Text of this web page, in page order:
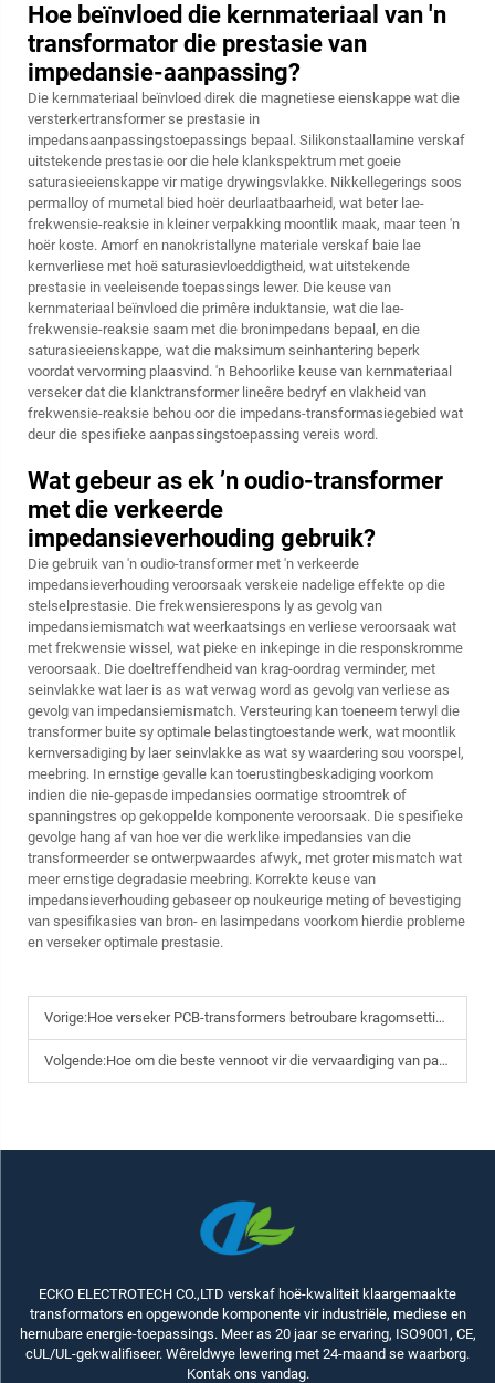
Hoe beïnvloed die kernmateriaal van 'n
transformator die prestasie van
impedansie-aanpassing?
Die kernmateriaal beïnvloed direk die magnetiese eienskappe wat die
versterkertransformer se prestasie in
impedansaanpassingstoepassings bepaal. Silikonstaallamine verskaf
uitstekende prestasie oor die hele klankspektrum met goeie
saturasieeienskappe vir matige drywingsvlakke. Nikkellegerings soos
permalloy of mumetal bied hoër deurlaatbaarheid, wat beter lae-
frekwensie-reaksie in kleiner verpakking moontlik maak, maar teen 'n
hoër koste. Amorf en nanokristallyne materiale verskaf baie lae
kernverliese met hoë saturasievloeddigtheid, wat uitstekende
prestasie in veeleisende toepassings lewer. Die keuse van
kernmateriaal beïnvloed die primêre induktansie, wat die lae-
frekwensie-reaksie saam met die bronimpedans bepaal, en die
saturasieeienskappe, wat die maksimum seinhantering beperk
voordat vervorming plaasvind. 'n Behoorlike keuse van kernmateriaal
verseker dat die klanktransformer lineêre bedryf en vlakheid van
frekwensie-reaksie behou oor die impedans-transformasiegebied wat
deur die spesifieke aanpassingstoepassing vereis word.
Wat gebeur as ek ’n oudio-transformer
met die verkeerde
impedansieverhouding gebruik?
Die gebruik van 'n oudio-transformer met 'n verkeerde
impedansieverhouding veroorsaak verskeie nadelige effekte op die
stelselprestasie. Die frekwensierespons ly as gevolg van
impedansiemismatch wat weerkaatsings en verliese veroorsaak wat
met frekwensie wissel, wat pieke en inkepinge in die responskromme
veroorsaak. Die doeltreffendheid van krag-oordrag verminder, met
seinvlakke wat laer is as wat verwag word as gevolg van verliese as
gevolg van impedansiemismatch. Versteuring kan toeneem terwyl die
transformer buite sy optimale belastingtoestande werk, wat moontlik
kernversadiging by laer seinvlakke as wat sy waardering sou voorspel,
meebring. In ernstige gevalle kan toerustingbeskadiging voorkom
indien die nie-gepasde impedansies oormatige stroomtrek of
spanningstres op gekoppelde komponente veroorsaak. Die spesifieke
gevolge hang af van hoe ver die werklike impedansies van die
transformeerder se ontwerpwaardes afwyk, met groter mismatch wat
meer ernstige degradasie meebring. Korrekte keuse van
impedansieverhouding gebaseer op noukeurige meting of bevestiging
van spesifikasies van bron- en lasimpedans voorkom hierdie probleme
en verseker optimale prestasie.
Vorige:Hoe verseker PCB-transformers betroubare kragomsetting op stroombane?
Volgende:Hoe om die beste vennoot vir die vervaardiging van pasgemaakte transformators te kies?
ECKO ELECTROTECH CO.,LTD verskaf hoë-kwaliteit klaargemaakte
transformators en opgewonde komponente vir industriële, mediese en
hernubare energie-toepassings. Meer as 20 jaar se ervaring, ISO9001, CE,
cUL/UL-gekwalifiseer. Wêreldwye lewering met 24-maand se waarborg.
Kontak ons vandag.